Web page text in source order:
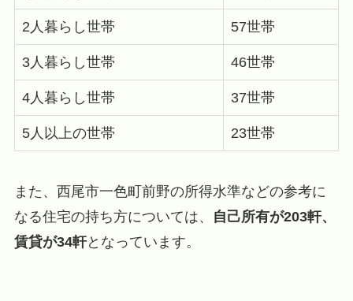
2人暮らし世帯 57世帯
3人暮らし世帯 46世帯
4人暮らし世帯 37世帯
5人以上の世帯 23世帯
また、西尾市一色町前野の所得水準などの参考に
なる住宅の持ち方については、
自己所有が203軒、
賃貸が34軒となっています。